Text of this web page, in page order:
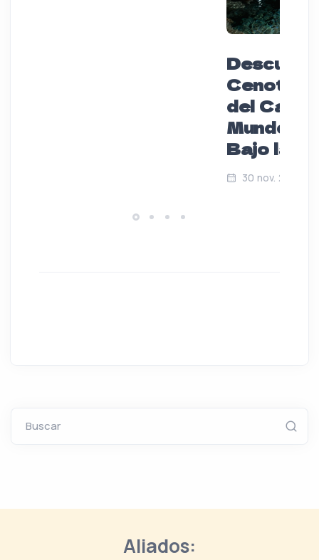
Cenotes
del
Mundo
Bajo la
30 nov. 2024
Buscar
Aliados: